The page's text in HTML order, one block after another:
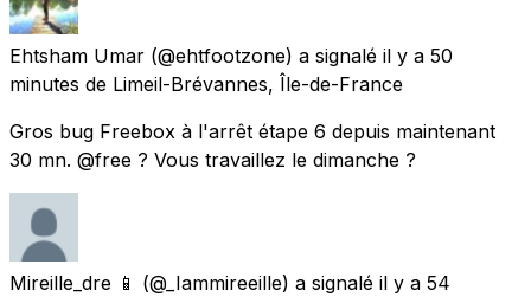
Ehtsham Umar (@ehtfootzone) a signalé il y a 50
minutes de Limeil-Brévannes, Île-de-France
Gros bug Freebox à l'arrêt étape 6 depuis maintenant
30 mn. @free ? Vous travaillez le dimanche ?
Mireille_dre 📱 (@_Iammireeille) a signalé il y a 54